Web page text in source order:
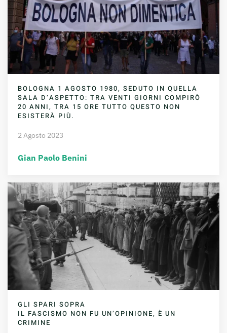
BOLOGNA 1 AGOSTO 1980, SEDUTO IN QUELLA
SALA D’ASPETTO: TRA VENTI GIORNI COMPIRÒ
20 ANNI, TRA 15 ORE TUTTO QUESTO NON
ESISTERÀ PIÙ.
2 Agosto 2023
Gian Paolo Benini
GLI SPARI SOPRA
IL FASCISMO NON FU UN’OPINIONE, È UN
CRIMINE